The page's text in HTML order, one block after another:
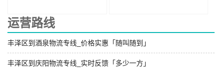
运营路线
丰泽区到酒泉物流专线_价格实惠「随叫随到」
丰泽区到庆阳物流专线_实时反馈「多少一方」